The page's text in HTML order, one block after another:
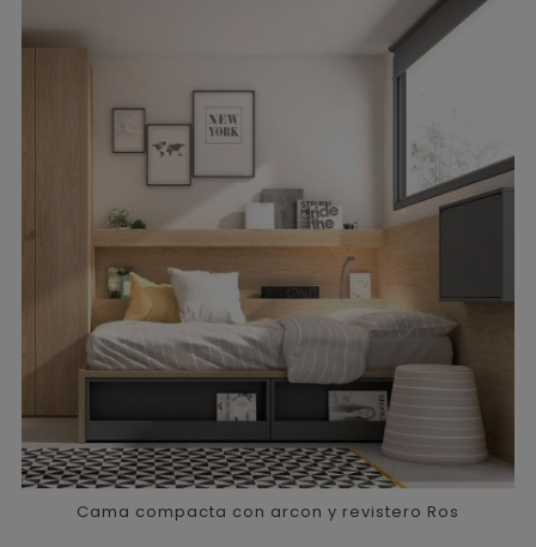
Cama compacta con arcon y revistero Ros